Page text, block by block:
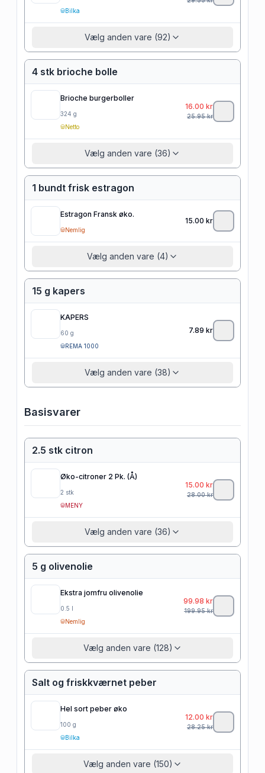
Bilka
Vælg anden vare (92)
4 stk brioche bolle
Brioche burgerboller
324 g
Netto
16.00 kr
25.95kr
Vælg anden vare (36)
1 bundt frisk estragon
Estragon Fransk øko.
Nemlig
15.00 kr
Vælg anden vare (4)
15 g kapers
KAPERS
60 g
REMA 1000
7.89 kr
Vælg anden vare (38)
Basisvarer
2.5 stk citron
Øko-citroner 2 Pk. (Å)
2 stk
MENY
15.00 kr
28.00kr
Vælg anden vare (36)
5 g olivenolie
Ekstra jomfru olivenolie
0.5 l
Nemlig
99.98 kr
199.95kr
Vælg anden vare (128)
Salt og friskkværnet peber
Hel sort peber øko
100 g
Bilka
12.00 kr
28.25kr
Vælg anden vare (150)